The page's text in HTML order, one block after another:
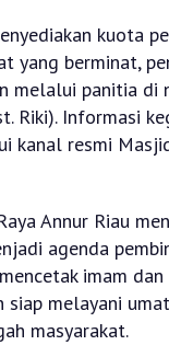
kuota
yang berminat,
melalui panitia di
Riki). Informasi
kanal resmi
Annur Riau
agenda
imam
siap melayani
masyarakat.